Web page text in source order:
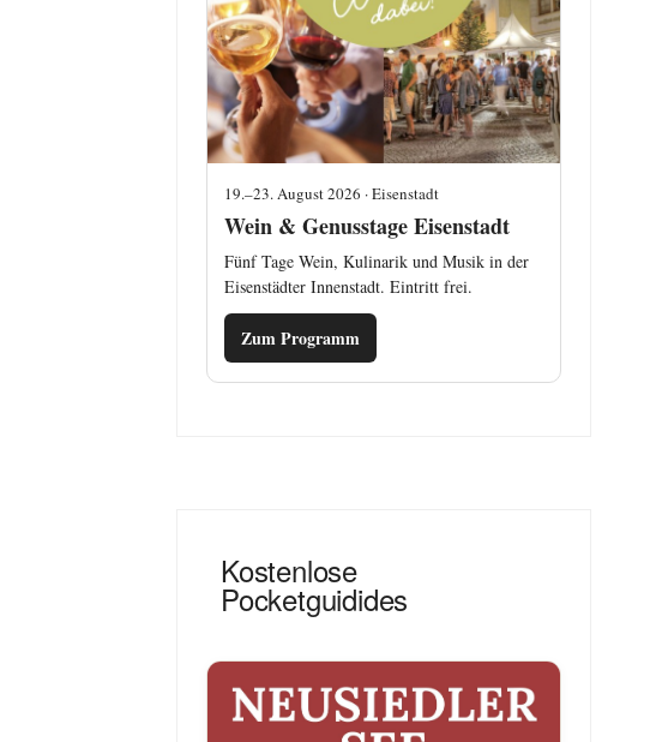
19.–23. August 2026 · Eisenstadt
Wein & Genusstage Eisenstadt
Fünf Tage Wein, Kulinarik und Musik in der
Eisenstädter Innenstadt. Eintritt frei.
Zum Programm
Kostenlose
Pocketguidides